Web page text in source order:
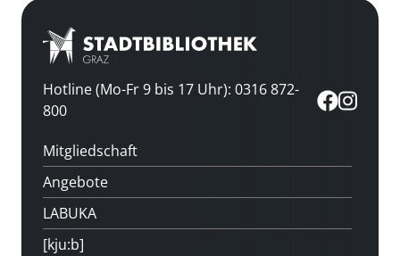
Hotline (Mo-Fr 9 bis 17 Uhr): 0316 872-
800
Mitgliedschaft
Angebote
LABUKA
[kju:b]